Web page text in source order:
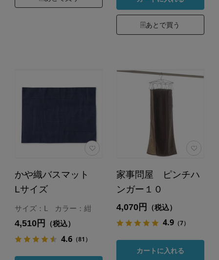
あとで買う
かや織バスマット
Lサイズ
サイズ：L カラー：紺
4,510円 （税込）
4.6（81）
家事問屋 ピンチハ
ンガー１０
4,070円 （税込）
4.9（7）
カートに入れる